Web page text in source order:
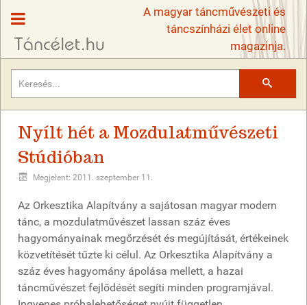
A magyar táncművészeti és
táncszínházi élet online
magazinja.
Nyílt hét a Mozdulatművészeti
Stúdióban
Megjelent: 2011. szeptember 11.
Az Orkesztika Alapítvány a sajátosan magyar modern
tánc, a mozdulatművészet lassan száz éves
hagyományainak megőrzését és megújítását, értékeinek
közvetítését tűzte ki célul. Az Orkesztika Alapítvány a
száz éves hagyomány ápolása mellett, a hazai
táncművészet fejlődését segíti minden programjával.